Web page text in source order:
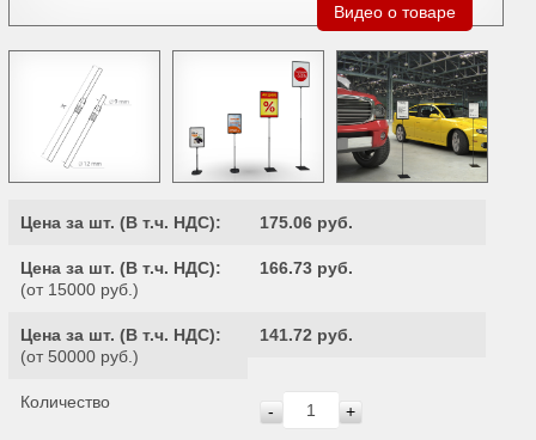
Видео о товаре
Цена за шт. (В т.ч. НДС): 175.06 руб.
Цена за шт. (В т.ч. НДС):
(от 15000 руб.)
166.73 руб.
Цена за шт. (В т.ч. НДС):
(от 50000 руб.)
141.72 руб.
Количество - +